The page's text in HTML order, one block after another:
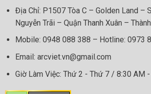
Địa Chỉ: P1507 Tòa C – Golden Land –
Nguyễn Trãi – Quận Thanh Xuân –
Mobile: 0948 088 388 – Hotline: 0973
Email: arcviet.vn@gmail.com
Giờ Làm Việc: Thứ 2 - Thứ 7 / 8:30 AM